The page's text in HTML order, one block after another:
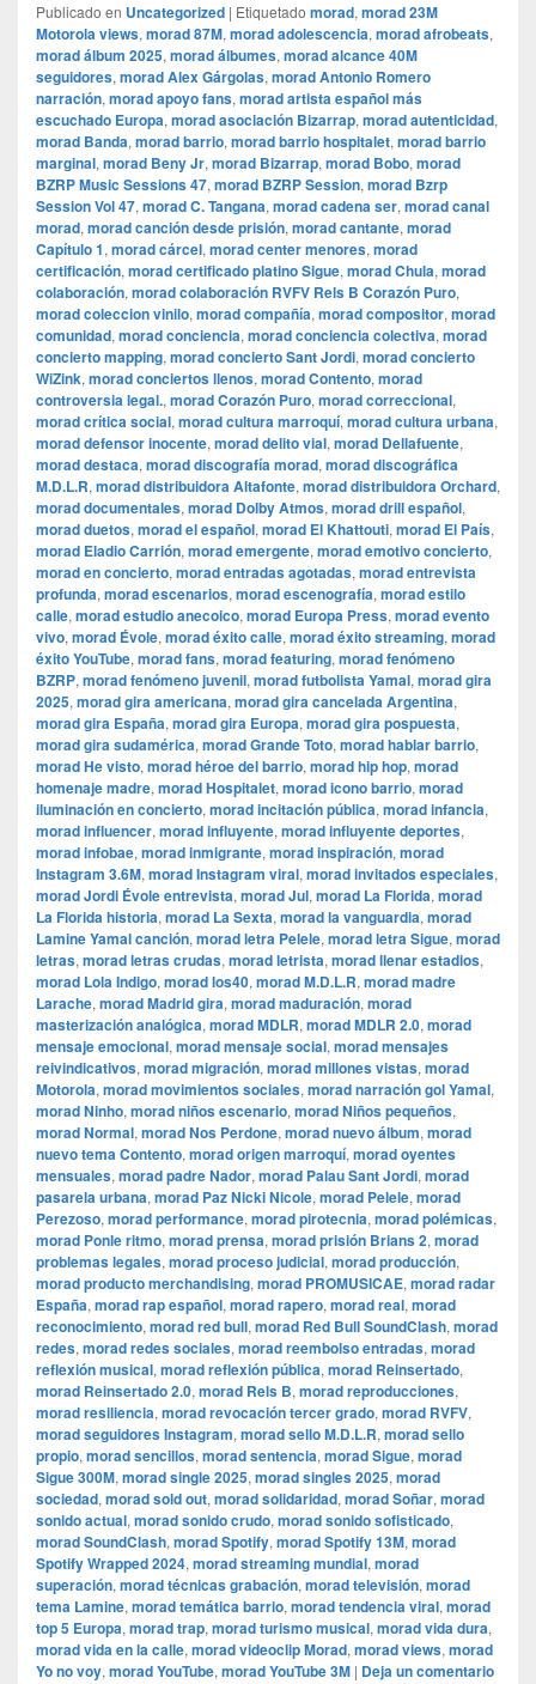
Publicado en Uncategorized | Etiquetado morad, morad 23M
Motorola views, morad 87M, morad adolescencia, morad afrobeats,
morad álbum 2025, morad álbumes, morad alcance 40M
seguidores, morad Alex Gárgolas, morad Antonio Romero
narración, morad apoyo fans, morad artista español más
escuchado Europa, morad asociación Bizarrap, morad autenticidad,
morad Banda, morad barrio, morad barrio hospitalet, morad barrio
marginal, morad Beny Jr, morad Bizarrap, morad Bobo, morad
BZRP Music Sessions 47, morad BZRP Session, morad Bzrp
Session Vol 47, morad C. Tangana, morad cadena ser, morad canal
morad, morad canción desde prisión, morad cantante, morad
Capítulo 1, morad cárcel, morad center menores, morad
certificación, morad certificado platino Sigue, morad Chula, morad
colaboración, morad colaboración RVFV Rels B Corazón Puro,
morad coleccion vinilo, morad compañía, morad compositor, morad
comunidad, morad conciencia, morad conciencia colectiva, morad
concierto mapping, morad concierto Sant Jordi, morad concierto
WiZink, morad conciertos llenos, morad Contento, morad
controversia legal., morad Corazón Puro, morad correccional,
morad crítica social, morad cultura marroquí, morad cultura urbana,
morad defensor inocente, morad delito vial, morad Dellafuente,
morad destaca, morad discografía morad, morad discográfica
M.D.L.R, morad distribuidora Altafonte, morad distribuidora Orchard,
morad documentales, morad Dolby Atmos, morad drill español,
morad duetos, morad el español, morad El Khattouti, morad El País,
morad Eladio Carrión, morad emergente, morad emotivo concierto,
morad en concierto, morad entradas agotadas, morad entrevista
profunda, morad escenarios, morad escenografía, morad estilo
calle, morad estudio anecoico, morad Europa Press, morad evento
vivo, morad Évole, morad éxito calle, morad éxito streaming, morad
éxito YouTube, morad fans, morad featuring, morad fenómeno
BZRP, morad fenómeno juvenil, morad futbolista Yamal, morad gira
2025, morad gira americana, morad gira cancelada Argentina,
morad gira España, morad gira Europa, morad gira pospuesta,
morad gira sudamérica, morad Grande Toto, morad hablar barrio,
morad He visto, morad héroe del barrio, morad hip hop, morad
homenaje madre, morad Hospitalet, morad icono barrio, morad
iluminación en concierto, morad incitación pública, morad infancia,
morad influencer, morad influyente, morad influyente deportes,
morad infobae, morad inmigrante, morad inspiración, morad
Instagram 3.6M, morad Instagram viral, morad invitados especiales,
morad Jordi Évole entrevista, morad Jul, morad La Florida, morad
La Florida historia, morad La Sexta, morad la vanguardia, morad
Lamine Yamal canción, morad letra Pelele, morad letra Sigue, morad
letras, morad letras crudas, morad letrista, morad llenar estadios,
morad Lola Indigo, morad los40, morad M.D.L.R, morad madre
Larache, morad Madrid gira, morad maduración, morad
masterización analógica, morad MDLR, morad MDLR 2.0, morad
mensaje emocional, morad mensaje social, morad mensajes
reivindicativos, morad migración, morad millones vistas, morad
Motorola, morad movimientos sociales, morad narración gol Yamal,
morad Ninho, morad niños escenario, morad Niños pequeños,
morad Normal, morad Nos Perdone, morad nuevo álbum, morad
nuevo tema Contento, morad origen marroquí, morad oyentes
mensuales, morad padre Nador, morad Palau Sant Jordi, morad
pasarela urbana, morad Paz Nicki Nicole, morad Pelele, morad
Perezoso, morad performance, morad pirotecnia, morad polémicas,
morad Ponle ritmo, morad prensa, morad prisión Brians 2, morad
problemas legales, morad proceso judicial, morad producción,
morad producto merchandising, morad PROMUSICAE, morad radar
España, morad rap español, morad rapero, morad real, morad
reconocimiento, morad red bull, morad Red Bull SoundClash, morad
redes, morad redes sociales, morad reembolso entradas, morad
reflexión musical, morad reflexión pública, morad Reinsertado,
morad Reinsertado 2.0, morad Rels B, morad reproducciones,
morad resiliencia, morad revocación tercer grado, morad RVFV,
morad seguidores Instagram, morad sello M.D.L.R, morad sello
propio, morad sencillos, morad sentencia, morad Sigue, morad
Sigue 300M, morad single 2025, morad singles 2025, morad
sociedad, morad sold out, morad solidaridad, morad Soñar, morad
sonido actual, morad sonido crudo, morad sonido sofisticado,
morad SoundClash, morad Spotify, morad Spotify 13M, morad
Spotify Wrapped 2024, morad streaming mundial, morad
superación, morad técnicas grabación, morad televisión, morad
tema Lamine, morad temática barrio, morad tendencia viral, morad
top 5 Europa, morad trap, morad turismo musical, morad vida dura,
morad vida en la calle, morad videocli‏p Morad, morad views, morad
Yo no voy, morad YouTube, morad YouTube 3M | Deja un comentario